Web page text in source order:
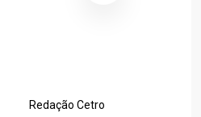
Redação Cetro